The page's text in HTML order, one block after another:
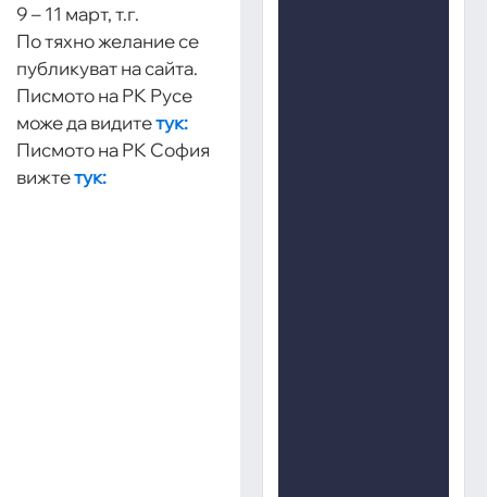
9 – 11 март, т.г.
По тяхно желание се
публикуват на сайта.
Писмото на РК Русе
може да видитетук:
Писмото на РК София
вижтетук: